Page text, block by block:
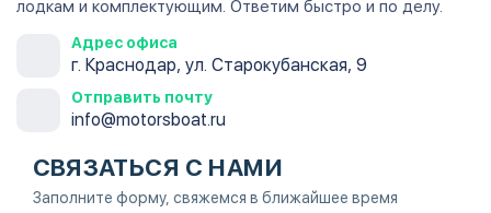
лодкам и комплектующим. Ответим быстро и по делу.
Адрес офиса
г. Краснодар, ул. Старокубанская, 9
Отправить почту
info@motorsboat.ru
СВЯЗАТЬСЯ С НАМИ
Заполните форму, свяжемся в ближайшее время